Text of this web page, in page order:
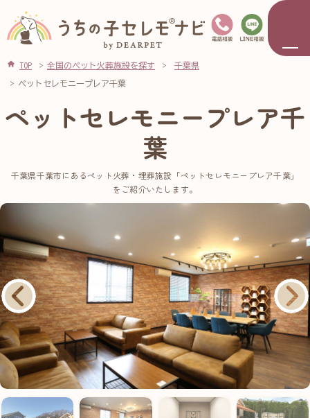
TOP 全国のペット火葬施設を探す 千葉県
ペットセレモニープレア千葉
ペットセレモニープレア千
葉
千葉県千葉市にあるペット火葬・埋葬施設「ペットセレモニープレア千葉」
をご紹介いたします。